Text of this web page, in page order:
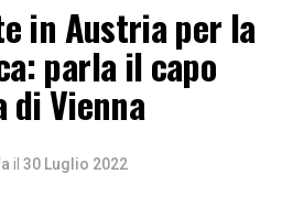
in Austria per la
parla il capo
di Vienna
il 30 Luglio 2022